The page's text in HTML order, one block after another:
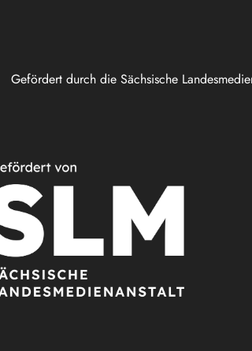
Gefördert durch die Sächsische